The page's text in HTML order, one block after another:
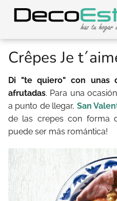
Crêpes Je
Di "te quiero" con unas
afrutadas. Para una
a punto de llegar, San
de las crepes con forma
puede ser más romántica!